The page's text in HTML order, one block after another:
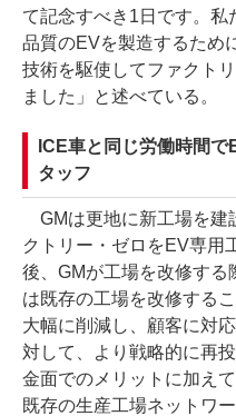
て記念すべき1日です。
品質のEVを製造するため
技術を駆使してファクト
ました」と述べている。
ICE車と同じ労働時間
タッフ
GMは更地に新工場を建
クトリー・ゼロをEV専用
後、GMが工場を改修する
は既存の工場を改修する
大幅に削減し、顧客に対
対して、より戦略的に再
金面でのメリットに加え
既存の生産工場ネットワ